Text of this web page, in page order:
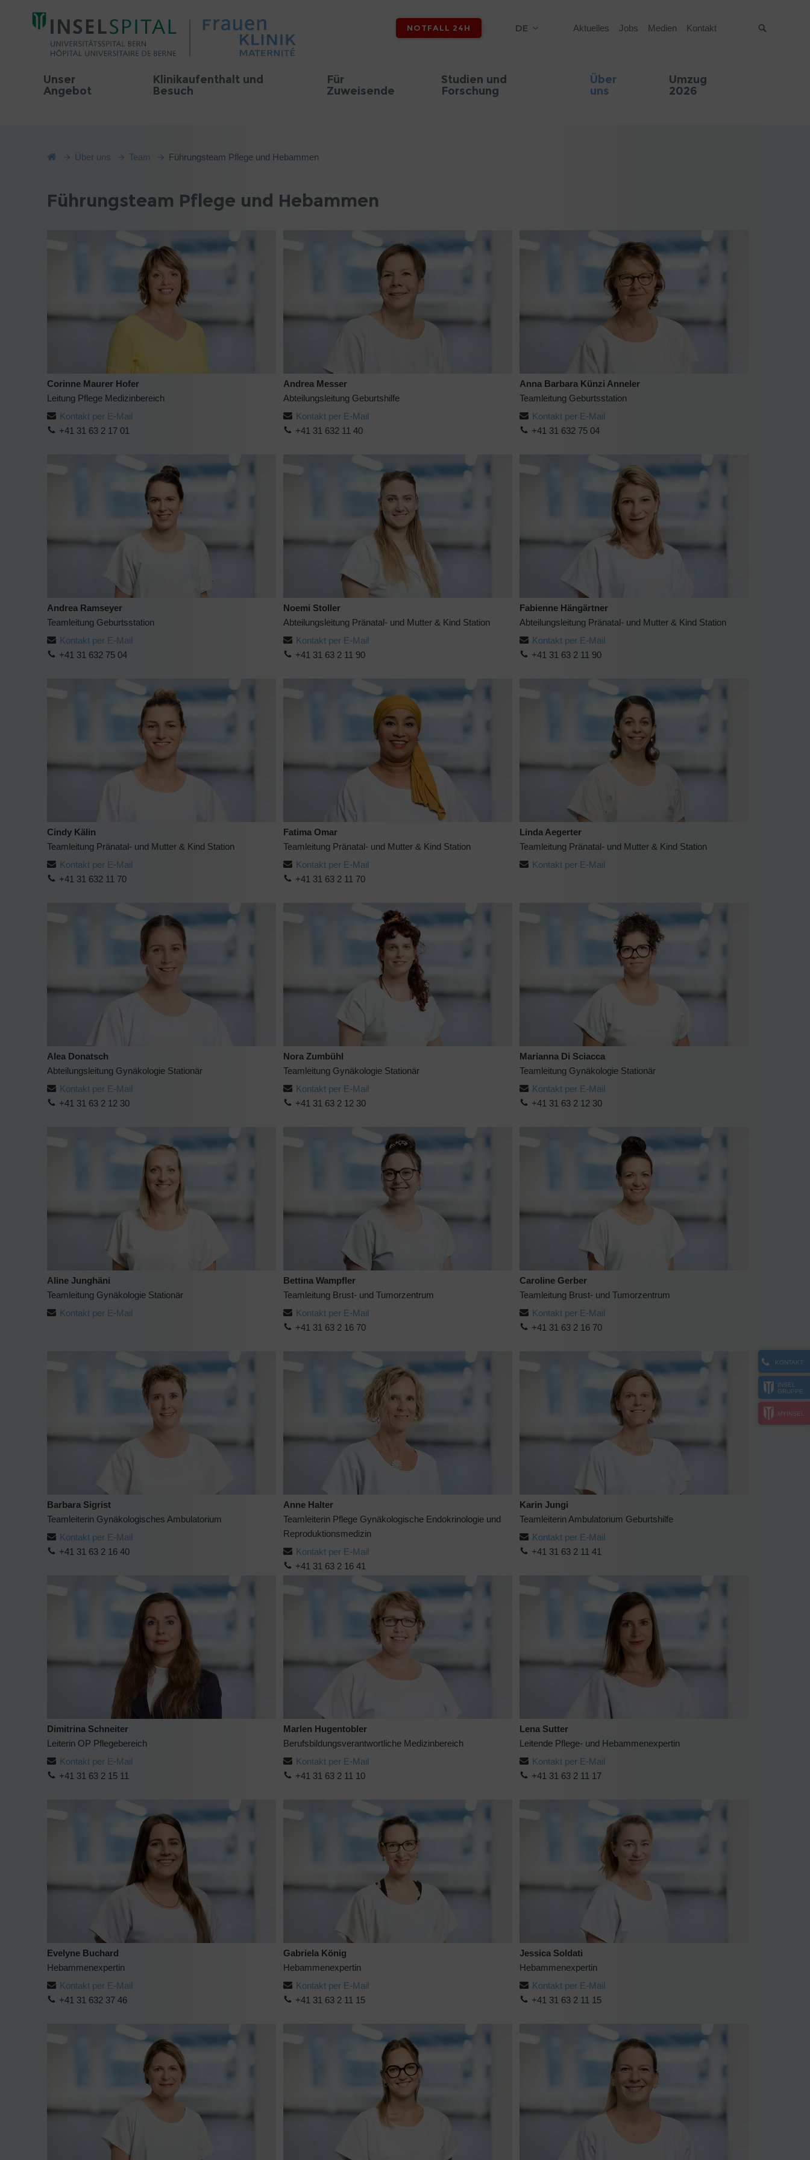
NOTFALL 24H DE Aktuelles Jobs Medien Kontakt
Unser
Angebot
Klinikaufenthalt und
Besuch
Für
Zuweisende
Studien und
Forschung
Über
uns
Umzug
2026
KONTAKT
INSEL
GRUPPE
MYINSEL
Über uns Team Führungsteam Pflege und Hebammen
Führungsteam Pflege und Hebammen
Corinne Maurer Hofer
Leitung Pflege Medizinbereich
Kontakt per E-Mail
+41 31 63 2 17 01
Andrea Messer
Abteilungsleitung Geburtshilfe
Kontakt per E-Mail
+41 31 632 11 40
Anna Barbara Künzi Anneler
Teamleitung Geburtsstation
Kontakt per E-Mail
+41 31 632 75 04
Andrea Ramseyer
Teamleitung Geburtsstation
Kontakt per E-Mail
+41 31 632 75 04
Noemi Stoller
Abteilungsleitung Pränatal- und Mutter & Kind Station
Kontakt per E-Mail
+41 31 63 2 11 90
Fabienne Hängärtner
Abteilungsleitung Pränatal- und Mutter & Kind Station
Kontakt per E-Mail
+41 31 63 2 11 90
Cindy Kälin
Teamleitung Pränatal- und Mutter & Kind Station
Kontakt per E-Mail
+41 31 632 11 70
Fatima Omar
Teamleitung Pränatal- und Mutter & Kind Station
Kontakt per E-Mail
+41 31 63 2 11 70
Linda Aegerter
Teamleitung Pränatal- und Mutter & Kind Station
Kontakt per E-Mail
Alea Donatsch
Abteilungsleitung Gynäkologie Stationär
Kontakt per E-Mail
+41 31 63 2 12 30
Nora Zumbühl
Teamleitung Gynäkologie Stationär
Kontakt per E-Mail
+41 31 63 2 12 30
Marianna Di Sciacca
Teamleitung Gynäkologie Stationär
Kontakt per E-Mail
+41 31 63 2 12 30
Aline Junghäni
Teamleitung Gynäkologie Stationär
Kontakt per E-Mail
Bettina Wampfler
Teamleitung Brust- und Tumorzentrum
Kontakt per E-Mail
+41 31 63 2 16 70
Caroline Gerber
Teamleitung Brust- und Tumorzentrum
Kontakt per E-Mail
+41 31 63 2 16 70
Barbara Sigrist
Teamleiterin Gynäkologisches Ambulatorium
Kontakt per E-Mail
+41 31 63 2 16 40
Anne Halter
Teamleiterin Pflege Gynäkologische Endokrinologie und
Reproduktionsmedizin
Kontakt per E-Mail
+41 31 63 2 16 41
Karin Jungi
Teamleiterin Ambulatorium Geburtshilfe
Kontakt per E-Mail
+41 31 63 2 11 41
Dimitrina Schneiter
Leiterin OP Pflegebereich
Kontakt per E-Mail
+41 31 63 2 15 11
Marlen Hugentobler
Berufsbildungsverantwortliche Medizinbereich
Kontakt per E-Mail
+41 31 63 2 11 10
Lena Sutter
Leitende Pflege- und Hebammenexpertin
Kontakt per E-Mail
+41 31 63 2 11 17
Evelyne Buchard
Hebammenexpertin
Kontakt per E-Mail
+41 31 632 37 46
Gabriela König
Hebammenexpertin
Kontakt per E-Mail
+41 31 63 2 11 15
Jessica Soldati
Hebammenexpertin
Kontakt per E-Mail
+41 31 63 2 11 15